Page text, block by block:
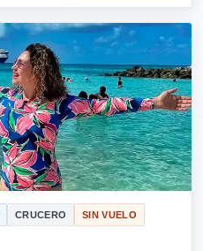
CRUCERO SIN VUELO